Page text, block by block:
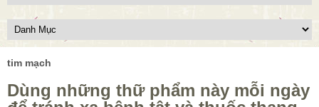
tim mạch
Dùng những thữ phẩm này mỗi ngày